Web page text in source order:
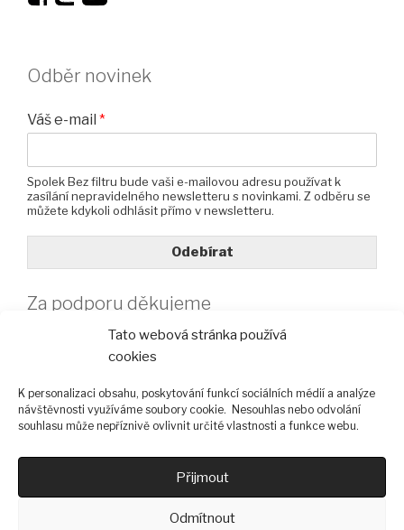
Tato webová stránka používá
cookies
K personalizaci obsahu, poskytování funkcí sociálních médií a analýze
návštěvnosti využíváme soubory cookie. Nesouhlas nebo odvolání
souhlasu může nepříznivě ovlivnit určité vlastnosti a funkce webu.
Přijmout
Odmítnout
Odběr novinek
Váš e-mail *
Spolek Bez filtru bude vaši e-mailovou adresu používat k
zasílání nepravidelného newsletteru s novinkami. Z odběru se
můžete kdykoli odhlásit přímo v newsletteru.
Odebírat
Za podporu děkujeme